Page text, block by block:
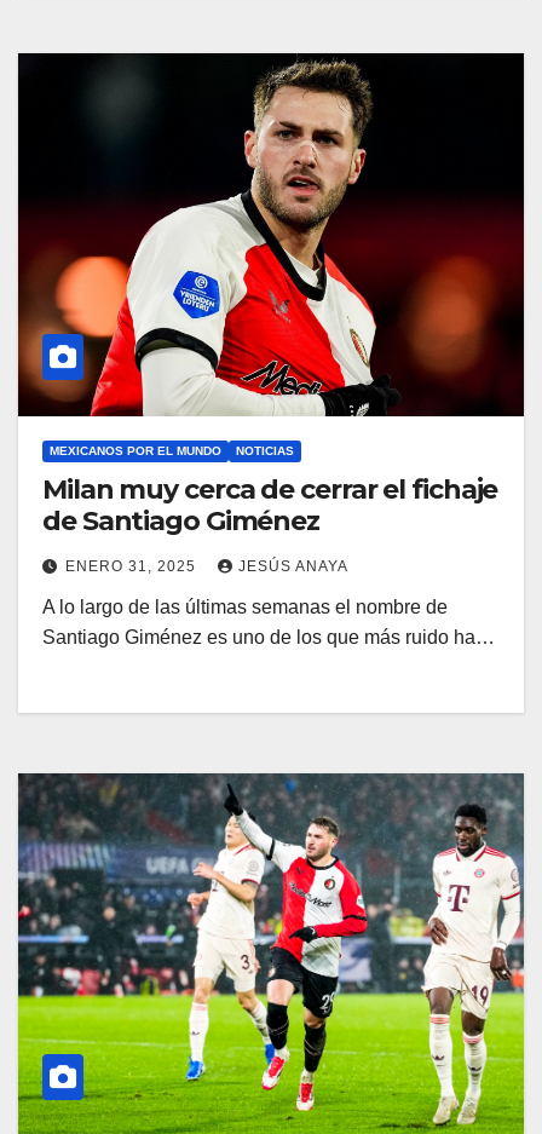
MEXICANOS POR EL MUNDO NOTICIAS
Milan muy cerca de cerrar el fichaje
de Santiago Giménez
ENERO 31, 2025 JESÚS ANAYA
A lo largo de las últimas semanas el nombre de
Santiago Giménez es uno de los que más ruido ha…